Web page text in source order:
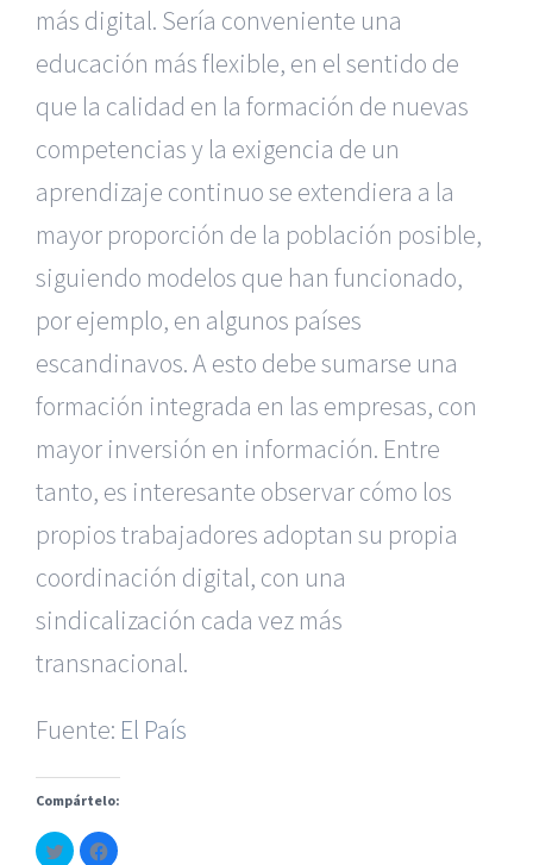
más digital. Sería conveniente una
educación más flexible, en el sentido de
que la calidad en la formación de nuevas
competencias y la exigencia de un
aprendizaje continuo se extendiera a la
mayor proporción de la población posible,
siguiendo modelos que han funcionado,
por ejemplo, en algunos países
escandinavos. A esto debe sumarse una
formación integrada en las empresas, con
mayor inversión en información. Entre
tanto, es interesante observar cómo los
propios trabajadores adoptan su propia
coordinación digital, con una
sindicalización cada vez más
transnacional.
Fuente: El País
Compártelo:
Haz Haz
|Reclamación de Accidentes en Alicante
de Accidentes en Madrid| BGD Abogados Madrid
|Formación para Abogados
|Hacer Contrato De
© Copyright 2010 -